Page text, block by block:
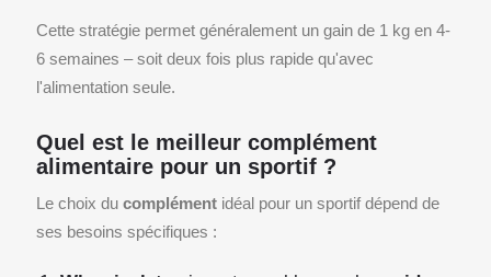
Cette stratégie permet généralement un gain de 1 kg en 4-
6 semaines – soit deux fois plus rapide qu'avec
l'alimentation seule.
Quel est le meilleur complément
alimentaire pour un sportif ?
Le choix du complément idéal pour un sportif dépend de
ses besoins spécifiques :